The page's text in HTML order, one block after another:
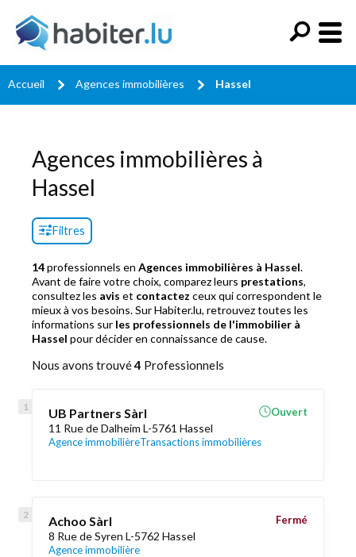
Accueil Agences immobilières Hassel
Agences immobilières à
Hassel
Filtres
14professionnels en Agences immobilières à Hassel.
Avant de faire votre choix, comparez leurs prestations,
consultez les avis et contactez ceux qui correspondent le
mieux à vos besoins. Sur Habiter.lu, retrouvez toutes les
informations sur les professionnels de l'immobilier à
Hassel pour décider en connaissance de cause.
Nous avons trouvé4 Professionnels
UB Partners Sàrl
11 Rue de Dalheim L-5761 Hassel
Agence immobilièreTransactions immobilières
Ouvert
Achoo Sàrl
8 Rue de Syren L-5762 Hassel
Agence immobilière
Fermé